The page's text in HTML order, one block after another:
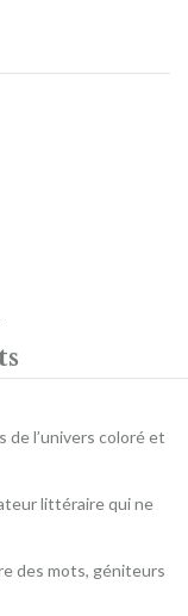
de l’univers coloré et
littéraire qui ne
des mots, géniteurs